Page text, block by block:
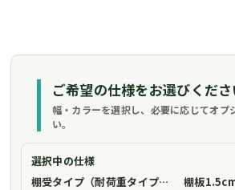
ご希望の仕様をお選びくださ
幅・カラーを選択し、必要に応じてオプ
い。
選択中の仕様
棚受タイプ（耐荷重タイプ）
フリースト
棚板